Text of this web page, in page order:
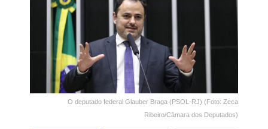
O deputado federal Glauber Braga (PSOL-RJ) (Foto: Zeca
Ribeiro/Câmara dos Deputados)